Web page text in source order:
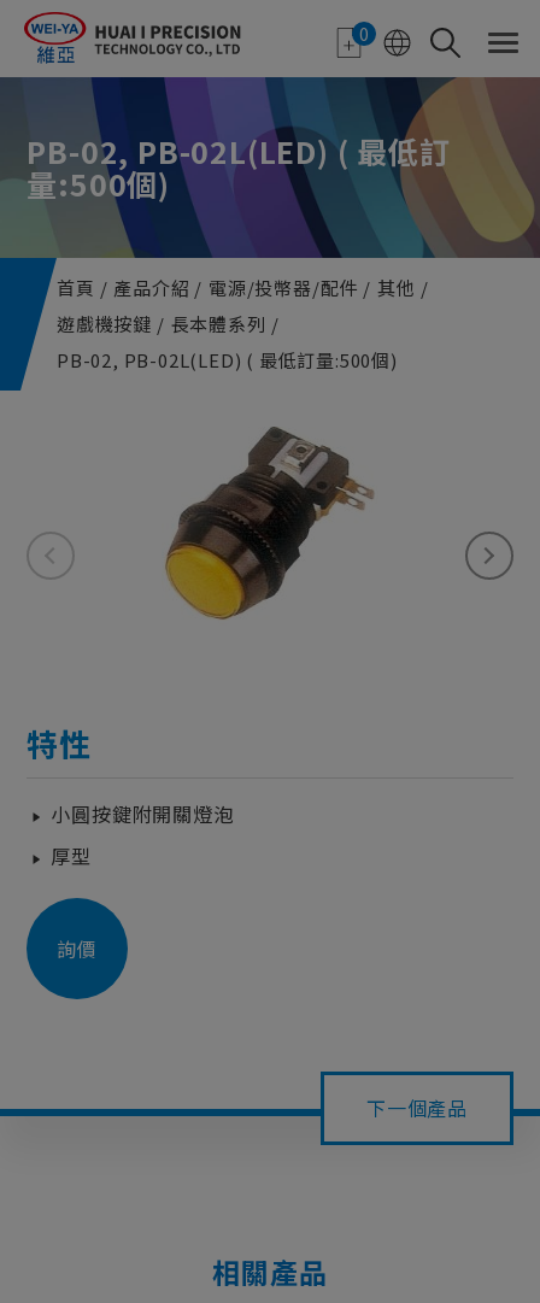
0
PB-02, PB-02L(LED) ( 最低訂
量:500個)
首頁 產品介紹 電源/投幣器/配件
其他
遊戲機按鍵
長本體系列
PB-02, PB-02L(LED) ( 最低訂量:500個)
特性
小圓按鍵附開關燈泡
厚型
詢價
下一個產品
相關產品
Cookie管理面板